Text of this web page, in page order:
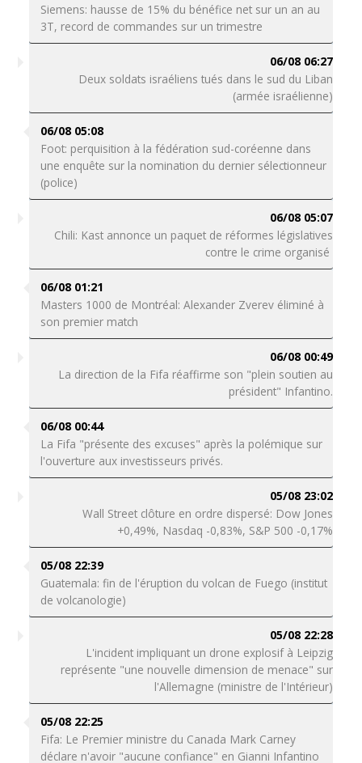
Siemens: hausse de 15% du bénéfice net sur un an au
3T, record de commandes sur un trimestre
06/08 06:27
Deux soldats israéliens tués dans le sud du Liban
(armée israélienne)
06/08 05:08
Foot: perquisition à la fédération sud-coréenne dans
une enquête sur la nomination du dernier sélectionneur
(police)
06/08 05:07
Chili: Kast annonce un paquet de réformes législatives
contre le crime organisé
06/08 01:21
Masters 1000 de Montréal: Alexander Zverev éliminé à
son premier match
06/08 00:49
La direction de la Fifa réaffirme son "plein soutien au
président" Infantino.
06/08 00:44
La Fifa "présente des excuses" après la polémique sur
l'ouverture aux investisseurs privés.
05/08 23:02
Wall Street clôture en ordre dispersé: Dow Jones
+0,49%, Nasdaq -0,83%, S&P 500 -0,17%
05/08 22:39
Guatemala: fin de l'éruption du volcan de Fuego (institut
de volcanologie)
05/08 22:28
L'incident impliquant un drone explosif à Leipzig
représente "une nouvelle dimension de menace" sur
l'Allemagne (ministre de l'Intérieur)
05/08 22:25
Fifa: Le Premier ministre du Canada Mark Carney
déclare n'avoir "aucune confiance" en Gianni Infantino